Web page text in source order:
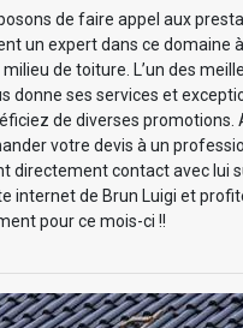
de faire appel aux
un expert dans ce domaine
de toiture. L’un des
donne ses services et
de diverses promotions.
votre devis à un
directement contact avec lui
internet de Brun Luigi et
pour ce mois-ci !!